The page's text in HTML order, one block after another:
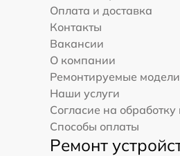
Оплата и доставка
Контакты
Вакансии
О компании
Ремонтируемые модели
Наши услуги
Согласие на
Способы оплаты
Ремонт